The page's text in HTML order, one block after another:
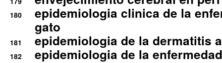
180
epidemiologia clinica de la
gato
181 epidemiologia de la dermatitis
182 epidemiologia de la